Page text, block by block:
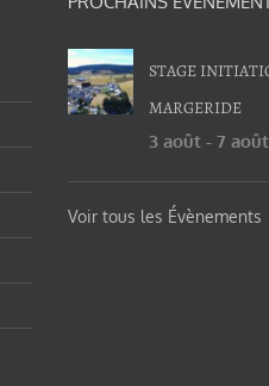
STAGE
MARGERIDE
3 août -7 août
Voir tous les Évènements